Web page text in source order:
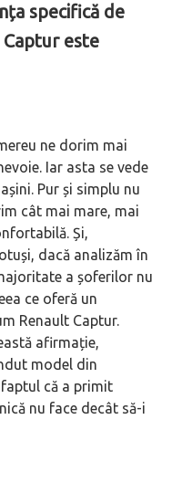
specifică de
Captur este
ne dorim mai
Iar asta se vede
Pur și simplu nu
cât mai mare, mai
Și,
dacă analizăm în
a șoferilor nu
ce oferă un
Renault Captur.
afirmaț‌ie,
model din
că a primit
nu face decât să-i